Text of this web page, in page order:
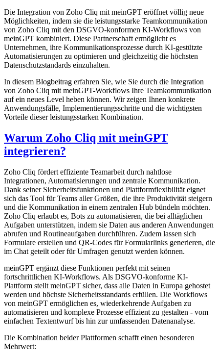
Die Integration von Zoho Cliq mit meinGPT eröffnet völlig neue
Möglichkeiten, indem sie die leistungsstarke Teamkommunikation
von Zoho Cliq mit den DSGVO-konformen KI-Workflows von
meinGPT kombiniert. Diese Partnerschaft ermöglicht es
Unternehmen, ihre Kommunikationsprozesse durch KI-gestützte
Automatisierungen zu optimieren und gleichzeitig die höchsten
Datenschutzstandards einzuhalten.
In diesem Blogbeitrag erfahren Sie, wie Sie durch die Integration
von Zoho Cliq mit meinGPT-Workflows Ihre Teamkommunikation
auf ein neues Level heben können. Wir zeigen Ihnen konkrete
Anwendungsfälle, Implementierungsschritte und die wichtigsten
Vorteile dieser leistungsstarken Kombination.
Warum Zoho Cliq mit meinGPT
integrieren?
Zoho Cliq fördert effiziente Teamarbeit durch nahtlose
Integrationen, Automatisierungen und zentrale Kommunikation.
Dank seiner Sicherheitsfunktionen und Plattformflexibilität eignet
sich das Tool für Teams aller Größen, die ihre Produktivität steigern
und die Kommunikation in einem zentralen Hub bündeln möchten.
Zoho Cliq erlaubt es, Bots zu automatisieren, die bei alltäglichen
Aufgaben unterstützen, indem sie Daten aus anderen Anwendungen
abrufen und Routineaufgaben durchführen. Zudem lassen sich
Formulare erstellen und QR-Codes für Formularlinks generieren, die
im Chat geteilt oder für Umfragen genutzt werden können.
meinGPT ergänzt diese Funktionen perfekt mit seinen
fortschrittlichen KI-Workflows. Als DSGVO-konforme KI-
Plattform stellt meinGPT sicher, dass alle Daten in Europa gehostet
werden und höchste Sicherheitsstandards erfüllen. Die Workflows
von meinGPT ermöglichen es, wiederkehrende Aufgaben zu
automatisieren und komplexe Prozesse effizient zu gestalten - vom
einfachen Textentwurf bis hin zur umfassenden Datenanalyse.
Die Kombination beider Plattformen schafft einen besonderen
Mehrwert: